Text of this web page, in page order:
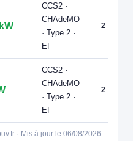
CCS2 ·
CHAdeMO
· Type 2 ·
EF
2
CCS2 ·
CHAdeMO
· Type 2 ·
EF
2
· Mis à jour le 06/08/2026